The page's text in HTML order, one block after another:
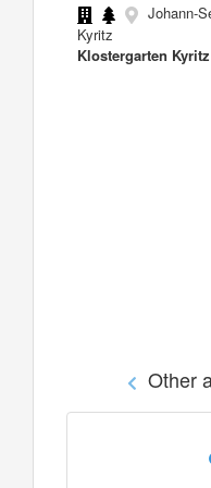
Johann-
Kyritz
Klostergarten Kyritz
Other